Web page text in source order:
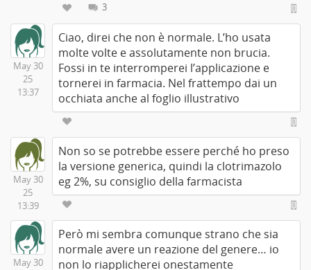
3
May 30
25
13:37
Ciao, direi che non è normale. L’ho usata
molte volte e assolutamente non brucia.
Fossi in te interromperei l’applicazione e
tornerei in farmacia. Nel frattempo dai un
occhiata anche al foglio illustrativo
May 30
25
13:39
Non so se potrebbe essere perché ho preso
la versione generica, quindi la clotrimazolo
eg 2%, su consiglio della farmacista
May 30
Però mi sembra comunque strano che sia
normale avere un reazione del genere… io
non lo riapplicherei onestamente